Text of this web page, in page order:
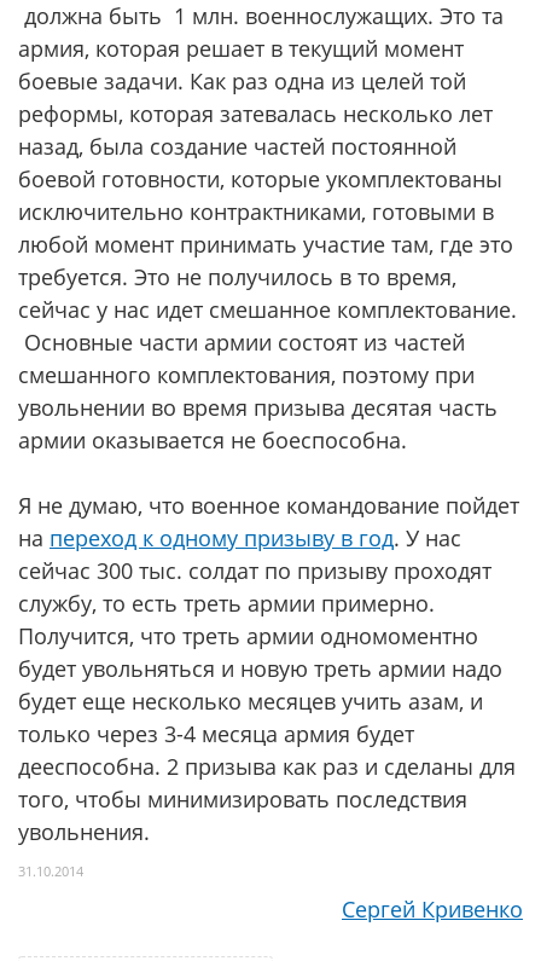
должна быть 1 млн. военнослужащих. Это та
армия, которая решает в текущий момент
боевые задачи. Как раз одна из целей той
реформы, которая затевалась несколько лет
назад, была создание частей постоянной
боевой готовности, которые укомплектованы
исключительно контрактниками, готовыми в
любой момент принимать участие там, где это
требуется. Это не получилось в то время,
сейчас у нас идет смешанное комплектование.
Основные части армии состоят из частей
смешанного комплектования, поэтому при
увольнении во время призыва десятая часть
армии оказывается не боеспособна.
Я не думаю, что военное командование пойдет
на переход к одному призыву в год. У нас
сейчас 300 тыс. солдат по призыву проходят
службу, то есть треть армии примерно.
Получится, что треть армии одномоментно
будет увольняться и новую треть армии надо
будет еще несколько месяцев учить азам, и
только через 3-4 месяца армия будет
дееспособна. 2 призыва как раз и сделаны для
того, чтобы минимизировать последствия
увольнения.
31.10.2014
Сергей Кривенко